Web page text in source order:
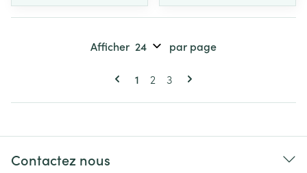
Pages
Vous lisez actuellement la page
1 Page
2 Page
3
Afficher par page
Contactez nous